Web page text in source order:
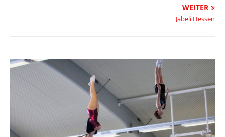
WEITER
Jabeli Hessen